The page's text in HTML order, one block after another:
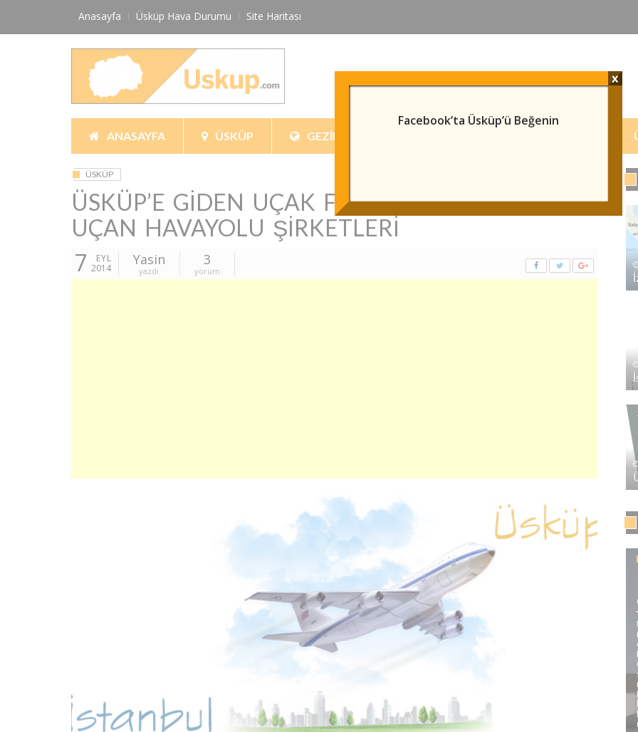
Anasayfa Üsküp Hava Durumu Site Haritası
ANASAYFA ÜSKÜP GEZILECEK/GÖRÜLECEK YERLER
ÜSKÜP
ÜSKÜP’E GIDEN UÇAK FIRMALARI, ÜSKÜP’E
UÇAN HAVAYOLU ŞIRKETLERI
7
EYL
2014
Yasin
yazdı
3
yorum
Facebook’ta Üsküp’ü Beğenin
x